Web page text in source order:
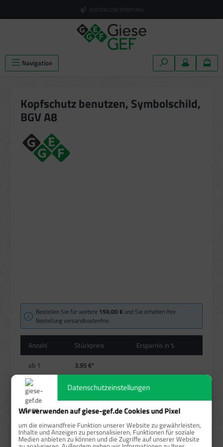
KOSTENLOSE BERATUNG
Navigation
Kopfschutz benutzen, Symbolschild,
BGV A8
Bestellen Sie für weitere 150,00 € und Sie erhalten Ihre
Bestellung versandkostenfrei.
Anzahl Stückpreis
Ersparnis in %
ab 1 3,95 €*
ab 3,55 €* 10,13 %
ab25 3,32 €* 15,95 %
ab 50 3,18 €* 19,49 %
Preise exkl. MwSt. zzgl. Versandkosten
Datenschutzeinstellungen
Wir verwenden auf giese-gef.de Cookies und Pixel
um die einwandfreie Funktion unserer Website zu gewährleisten,
Inhalte und Anzeigen zu personalisieren, Funktionen für soziale
Medien anbieten zu können und die Zugriffe auf unserer Website